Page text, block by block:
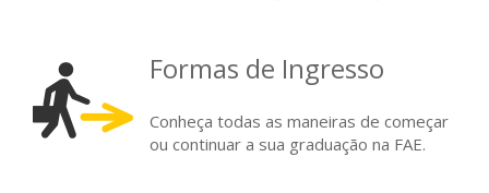
Formas de Ingresso
Conheça todas as maneiras de começar
ou continuar a sua graduação na FAE.